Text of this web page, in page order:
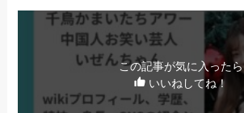
この記事が気に入ったら
いいねしてね！